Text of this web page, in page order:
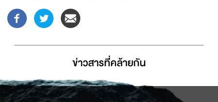
ข่าวสารที่่คล้ายกัน